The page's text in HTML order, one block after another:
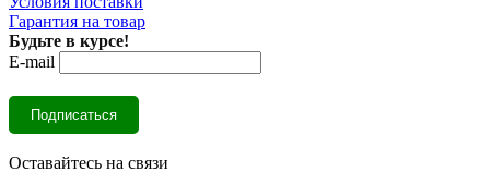
Гарантия на товар
Будьте в курсе!
E-mail
Оставайтесь на связи